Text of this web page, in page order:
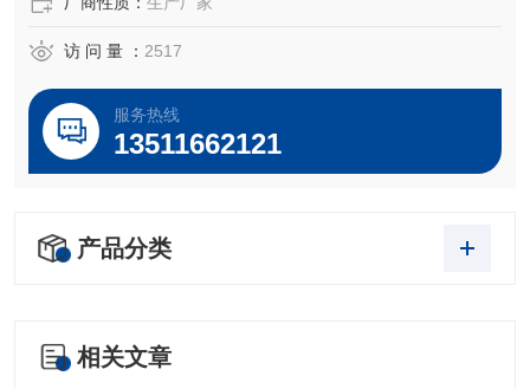
访 问 量 ： 2517
服务热线
13511662121
产品分类
相关文章